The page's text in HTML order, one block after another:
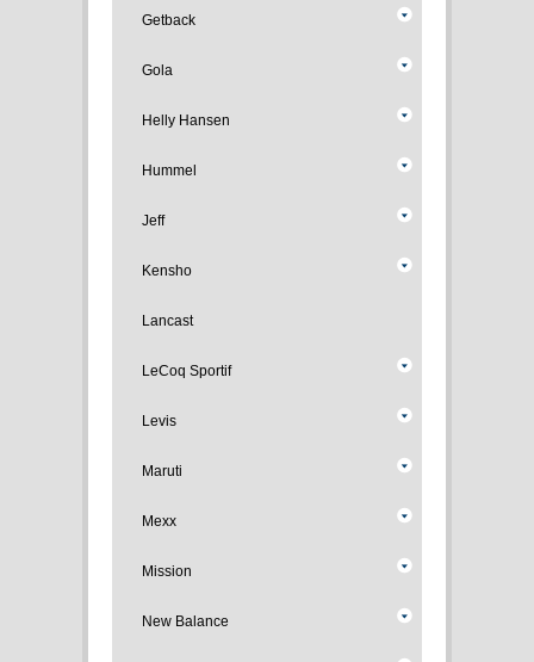
Getback
Gola
Helly Hansen
Hummel
Jeff
Kensho
Lancast
LeCoq Sportif
Levis
Maruti
Mexx
Mission
New Balance